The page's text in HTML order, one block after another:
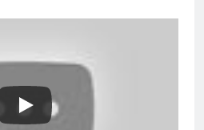
CHÚA NỞ HOA (Rabindranath